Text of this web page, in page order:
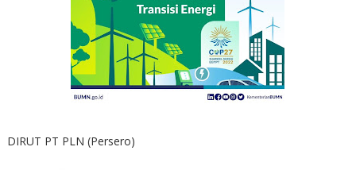
DIRUT PT PLN (Persero)